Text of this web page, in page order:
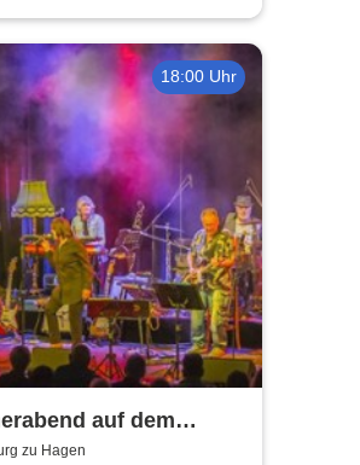
18:00 Uhr
auf dem
- mit der Band Hagen
zu Hagen